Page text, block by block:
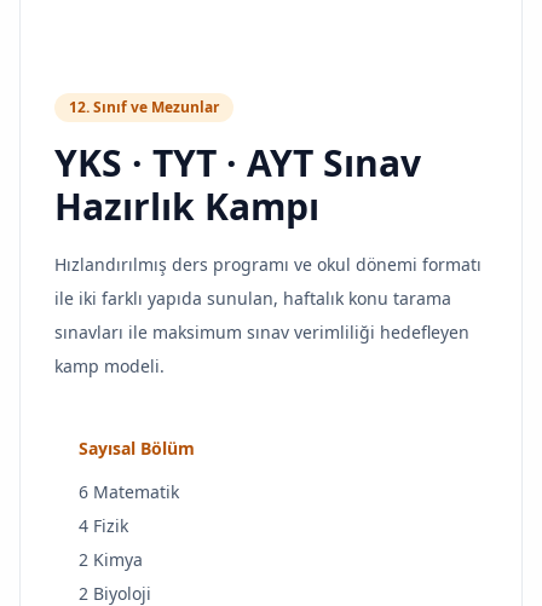
12. Sınıf ve Mezunlar
YKS · TYT · AYT Sınav
Hazırlık Kampı
Hızlandırılmış ders programı ve okul dönemi formatı
ile iki farklı yapıda sunulan, haftalık konu tarama
sınavları ile maksimum sınav verimliliği hedefleyen
kamp modeli.
Sayısal Bölüm
6 Matematik
4 Fizik
2 Kimya
2 Biyoloji